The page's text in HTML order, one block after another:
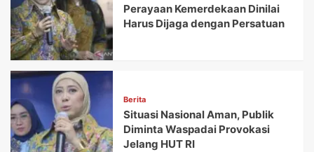
Perayaan Kemerdekaan Dinilai
Harus Dijaga dengan Persatuan
Berita
Situasi Nasional Aman, Publik
Diminta Waspadai Provokasi
Jelang HUT RI